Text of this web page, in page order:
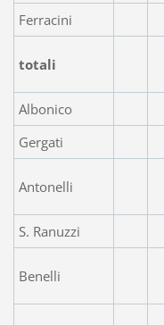
Ferracini
totali
Albonico
Gergati
Antonelli
S. Ranuzzi
Benelli